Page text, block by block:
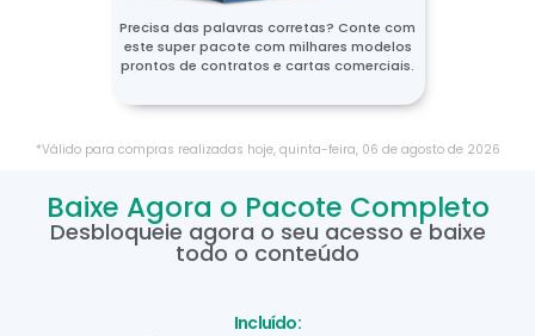
Precisa das palavras corretas? Conte com
este super pacote com milhares modelos
prontos de contratos e cartas comerciais.
*Válido para compras realizadas hoje, quinta-feira, 06 de agostode 2026
Baixe Agora o Pacote Completo
Desbloqueie agora o seu acesso e baixe
todo o conteúdo
Incluído: